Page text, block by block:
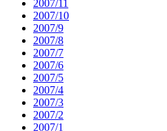
2007/11
2007/10
2007/9
2007/8
2007/7
2007/6
2007/5
2007/4
2007/3
2007/2
2007/1